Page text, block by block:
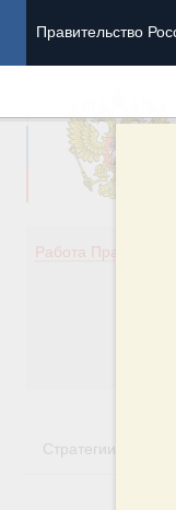
Правительство
Работа
Стратегии